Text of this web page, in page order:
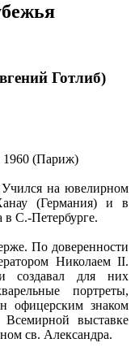
Готлиб)
1960 (Париж)
на ювелирном
(Германия) и в
в С.-Петербурге.
По доверенности
Николаем II.
создавал для них
портреты,
офицерским знаком
выставке
св. Александра.